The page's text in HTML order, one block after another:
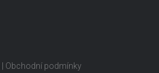
Obchodní podmínky